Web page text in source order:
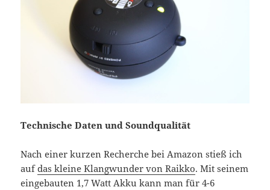
Technische Daten und Soundqualität
Nach einer kurzen Recherche bei Amazon stieß ich
aufdas kleine Klangwunder von Raikko. Mit seinem
eingebauten 1,7 Watt Akku kann man für 4-6